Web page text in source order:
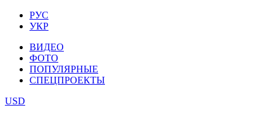
РУС
УКР
ВИДЕО
ФОТО
ПОПУЛЯРНЫЕ
СПЕЦПРОЕКТЫ
USD